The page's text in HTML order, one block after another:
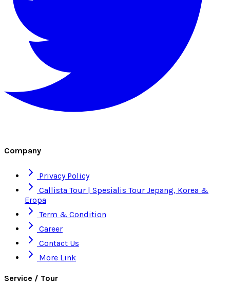
Company
Privacy Policy
Callista Tour | Spesialis Tour Jepang, Korea &
Eropa
Term & Condition
Career
Contact Us
More Link
Service / Tour